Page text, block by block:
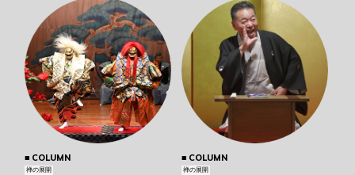
関東大震災により甚大な被害を受けた学
内･･･
日本語ver ･･･
COLUMN
禅の展開
COLUMN
禅の展開